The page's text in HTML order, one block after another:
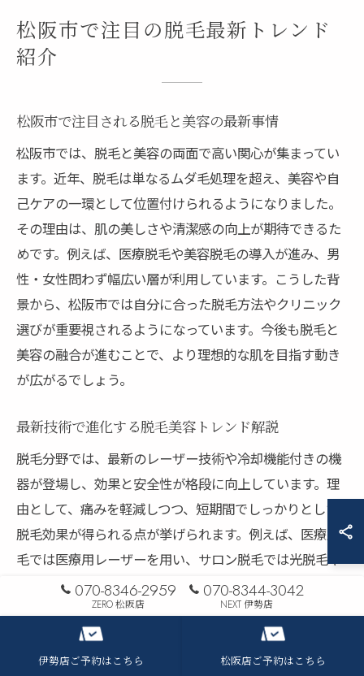
松阪市で注目の脱毛最新トレンド
紹介
松阪市で注目される脱毛と美容の最新事情
松阪市では、脱毛と美容の両面で高い関心が集まってい
ます。近年、脱毛は単なるムダ毛処理を超え、美容や自
己ケアの一環として位置付けられるようになりました。
その理由は、肌の美しさや清潔感の向上が期待できるた
めです。例えば、医療脱毛や美容脱毛の導入が進み、男
性・女性問わず幅広い層が利用しています。こうした背
景から、松阪市では自分に合った脱毛方法やクリニック
選びが重要視されるようになっています。今後も脱毛と
美容の融合が進むことで、より理想的な肌を目指す動き
が広がるでしょう。
最新技術で進化する脱毛美容トレンド解説
脱毛分野では、最新のレーザー技術や冷却機能付きの機
器が登場し、効果と安全性が格段に向上しています。理
由として、痛みを軽減しつつ、短期間でしっかりとした
脱毛効果が得られる点が挙げられます。例えば、医療脱
毛では医療用レーザーを用い、サロン脱毛では光脱毛や
IPL脱毛などが主流です。これにより、肌質や毛質に応じ
たカスタマイズが可能となり、個々のニーズに柔軟に対
応できるようになっています。こうした技術の進化によ
って、松阪市でもより多くの方が安心して脱毛美容を体
070-8346-2959
ZERO 松阪店
070-8344-3042
NEXT 伊勢店
伊勢店ご予約はこちら 松阪店ご予約はこちら